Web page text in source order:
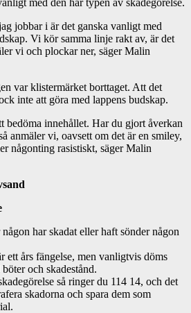
jobbar i är det ganska vanligt med
Vi kör samma linje rakt av, är det
vi och plockar ner, säger Malin
var klistermärket borttaget. Att det
inte att göra med lappens budskap.
bedöma innehållet. Har du gjort åverkan
anmäler vi, oavsett om det är en smiley,
någonting rasistiskt, säger Malin
har skadat eller haft sönder någon
ett års fängelse, men vanligtvis döms
och skadestånd.
så ringer du 114 14, och det
skadorna och spara dem som